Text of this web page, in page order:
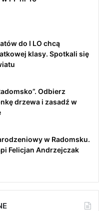
do I LO chcą
klasy. Spotkali się
Odbierz
drzewa i zasadź w
w Radomsku.
Felicjan Andrzejczak